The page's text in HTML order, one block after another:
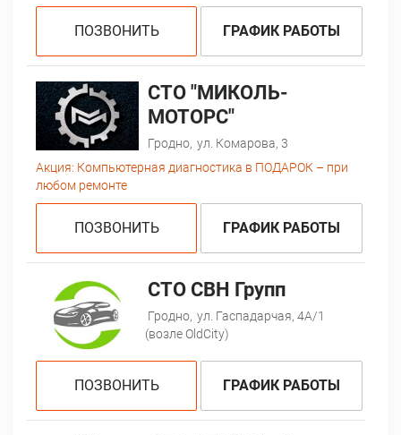
ПОЗВОНИТЬ ГРАФИК РАБОТЫ
СТО "МИКОЛЬ-
МОТОРС"
Гродно, ул. Комарова, 3
Акция: Компьютерная диагностика в ПОДАРОК – при
любом ремонте
ПОЗВОНИТЬ ГРАФИК РАБОТЫ
CTO СВН Групп
Гродно, ул. Гаспадарчая, 4А/1
(возле OldCity)
ПОЗВОНИТЬ ГРАФИК РАБОТЫ